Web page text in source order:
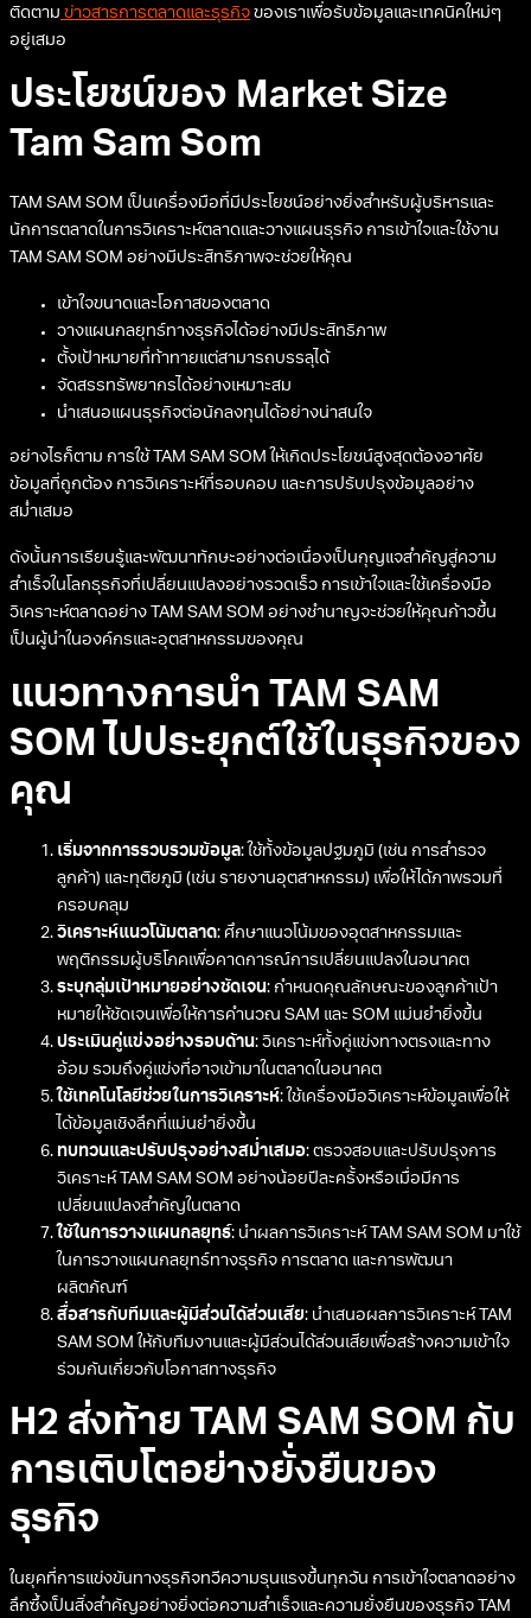
ติดตาม ข่าวสารการตลาดและธุรกิจ ของเราเพื่อรับข้อมูลและเทคนิคใหม่ๆ
อยู่เสมอ
ประโยชน์ของ Market Size
Tam Sam Som
TAM SAM SOM เป็นเครื่องมือที่มีประโยชน์อย่างยิ่งสำหรับผู้บริหารและ
นักการตลาดในการวิเคราะห์ตลาดและวางแผนธุรกิจ การเข้าใจและใช้งาน
TAM SAM SOM อย่างมีประสิทธิภาพจะช่วยให้คุณ
เข้าใจขนาดและโอกาสของตลาด
วางแผนกลยุทธ์ทางธุรกิจได้อย่างมีประสิทธิภาพ
ตั้งเป้าหมายที่ท้าทายแต่สามารถบรรลุได้
จัดสรรทรัพยากรได้อย่างเหมาะสม
นำเสนอแผนธุรกิจต่อนักลงทุนได้อย่างน่าสนใจ
อย่างไรก็ตาม การใช้ TAM SAM SOM ให้เกิดประโยชน์สูงสุดต้องอาศัย
ข้อมูลที่ถูกต้อง การวิเคราะห์ที่รอบคอบ และการปรับปรุงข้อมูลอย่าง
สม่ำเสมอ
ดังนั้นการเรียนรู้และพัฒนาทักษะอย่างต่อเนื่องเป็นกุญแจสำคัญสู่ความ
สำเร็จในโลกธุรกิจที่เปลี่ยนแปลงอย่างรวดเร็ว การเข้าใจและใช้เครื่องมือ
วิเคราะห์ตลาดอย่าง TAM SAM SOM อย่างชำนาญจะช่วยให้คุณก้าวขึ้น
เป็นผู้นำในองค์กรและอุตสาหกรรมของคุณ
แนวทางการนำ TAM SAM
SOM ไปประยุกต์ใช้ในธุรกิจของ
คุณ
เริ่มจากการรวบรวมข้อมูล: ใช้ทั้งข้อมูลปฐมภูมิ (เช่น การสำรวจ
ลูกค้า) และทุติยภูมิ (เช่น รายงานอุตสาหกรรม) เพื่อให้ได้ภาพรวมที่
ครอบคลุม
วิเคราะห์แนวโน้มตลาด: ศึกษาแนวโน้มของอุตสาหกรรมและ
พฤติกรรมผู้บริโภคเพื่อคาดการณ์การเปลี่ยนแปลงในอนาคต
ระบุกลุ่มเป้าหมายอย่างชัดเจน: กำหนดคุณลักษณะของลูกค้าเป้า
หมายให้ชัดเจนเพื่อให้การคำนวณ SAM และ SOM แม่นยำยิ่งขึ้น
ประเมินคู่แข่งอย่างรอบด้าน: วิเคราะห์ทั้งคู่แข่งทางตรงและทาง
อ้อม รวมถึงคู่แข่งที่อาจเข้ามาในตลาดในอนาคต
ใช้เทคโนโลยีช่วยในการวิเคราะห์: ใช้เครื่องมือวิเคราะห์ข้อมูลเพื่อให้
ได้ข้อมูลเชิงลึกที่แม่นยำยิ่งขึ้น
ทบทวนและปรับปรุงอย่างสม่ำเสมอ: ตรวจสอบและปรับปรุงการ
วิเคราะห์ TAM SAM SOM อย่างน้อยปีละครั้งหรือเมื่อมีการ
เปลี่ยนแปลงสำคัญในตลาด
ใช้ในการวางแผนกลยุทธ์: นำผลการวิเคราะห์ TAM SAM SOM มาใช้
ในการวางแผนกลยุทธ์ทางธุรกิจ การตลาด และการพัฒนา
ผลิตภัณฑ์
สื่อสารกับทีมและผู้มีส่วนได้ส่วนเสีย: นำเสนอผลการวิเคราะห์ TAM
SAM SOM ให้กับทีมงานและผู้มีส่วนได้ส่วนเสียเพื่อสร้างความเข้าใจ
ร่วมกันเกี่ยวกับโอกาสทางธุรกิจ
H2 ส่งท้าย TAM SAM SOM กับ
การเติบโตอย่างยั่งยืนของ
ธุรกิจ
ในยุคที่การแข่งขันทางธุรกิจทวีความรุนแรงขึ้นทุกวัน การเข้าใจตลาดอย่าง
ลึกซึ้งเป็นสิ่งสำคัญอย่างยิ่งต่อความสำเร็จและความยั่งยืนของธุรกิจ TAM